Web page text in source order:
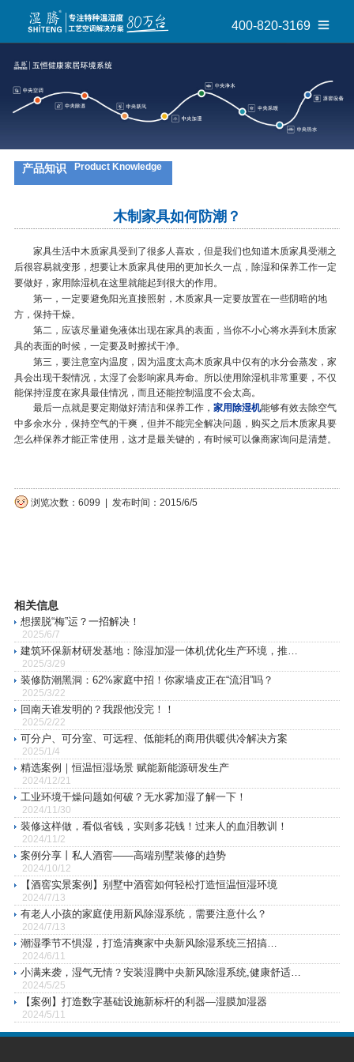
400-820-3169
产品知识 Product Knowledge
木制家具如何防潮？
家具生活中木质家具受到了很多人喜欢，但是我们也知道木质家具受潮之
后很容易就变形，想要让木质家具使用的更加长久一点，除湿和保养工作一定
要做好，家用除湿机在这里就能起到很大的作用。
第一，一定要避免阳光直接照射，木质家具一定要放置在一些阴暗的地
方，保持干燥。
第二，应该尽量避免液体出现在家具的表面，当你不小心将水弄到木质家
具的表面的时候，一定要及时擦拭干净。
第三，要注意室内温度，因为温度太高木质家具中仅有的水分会蒸发，家
具会出现干裂情况，太湿了会影响家具寿命。所以使用除湿机非常重要，不仅
能保持湿度在家具最佳情况，而且还能控制温度不会太高。
最后一点就是要定期做好清洁和保养工作， 家用除湿机能够有效去除空气
中多余水分，保持空气的干爽，但并不能完全解决问题，购买之后木质家具要
怎么样保养才能正常使用，这才是最关键的，有时候可以像商家询问是清楚。
浏览次数：6099 | 发布时间：2015/6/5
相关信息
想摆脱“梅”运？一招解决！
2025/6/7
建筑环保新材研发基地：除湿加湿一体机优化生产环境，推动
绿色制造
2025/3/29
装修防潮黑洞：62%家庭中招！你家墙皮正在“流泪”吗？
2025/3/22
回南天谁发明的？我跟他没完！！
2025/2/22
可分户、可分室、可远程、低能耗的商用供暖供冷解决方案
2025/1/4
精选案例｜恒温恒湿场景 赋能新能源研发生产
2024/12/21
工业环境干燥问题如何破？无水雾加湿了解一下！
2024/11/30
装修这样做，看似省钱，实则多花钱！过来人的血泪教训！
2024/11/2
案例分享丨私人酒窖——高端别墅装修的趋势
2024/10/12
【酒窖实景案例】别墅中酒窖如何轻松打造恒温恒湿环境
2024/7/13
有老人小孩的家庭使用新风除湿系统，需要注意什么？
2024/7/13
潮湿季节不惧湿，打造清爽家中央新风除湿系统三招搞
定！！！
2024/6/11
小满来袭，湿气无情？安装湿腾中央新风除湿系统,健康舒适由
此开始！
2024/5/25
【案例】打造数字基础设施新标杆的利器—湿膜加湿器
2024/5/11